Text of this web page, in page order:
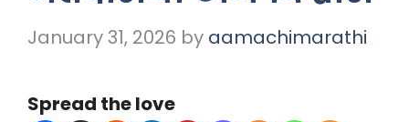
January 31, 2026 by aamachimarathi
Spread the love